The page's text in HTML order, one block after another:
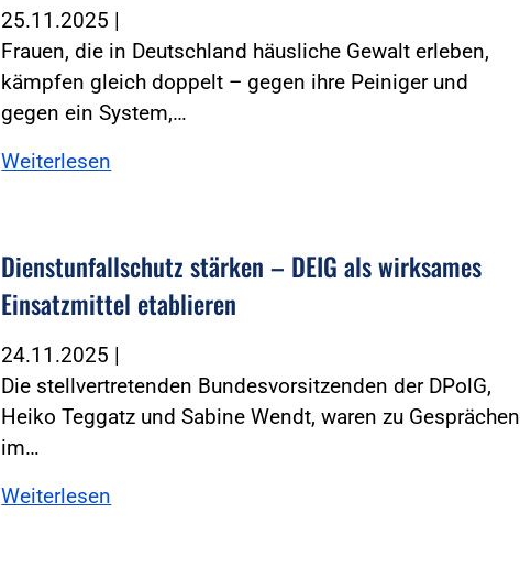
25.11.2025 |
Frauen, die in Deutschland häusliche Gewalt erleben,
kämpfen gleich doppelt – gegen ihre Peiniger und
gegen ein System,…
Weiterlesen
Dienstunfallschutz stärken – DEIG als wirksames
Einsatzmittel etablieren
24.11.2025 |
Die stellvertretenden Bundesvorsitzenden der DPolG,
Heiko Teggatz und Sabine Wendt, waren zu Gesprächen
im…
Weiterlesen